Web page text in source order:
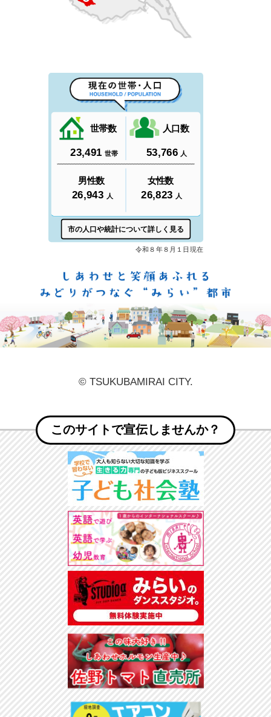
© TSUKUBAMIRAI CITY.
このサイトで宣伝しませんか？